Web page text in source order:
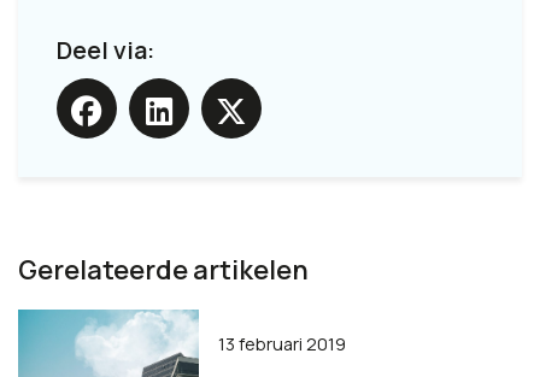
Deel via:
Gerelateerde artikelen
13 februari 2019